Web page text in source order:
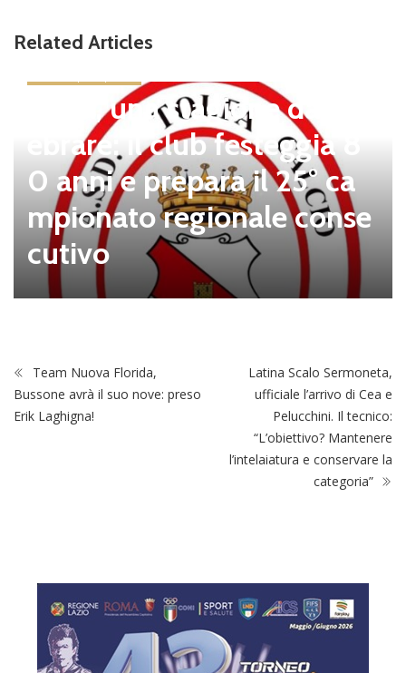
Related Articles
Tolfa, una stagione da cel
ebrare: il club festeggia 8
0 anni e prepara il 25° ca
mpionato regionale conse
cutivo
Team Nuova Florida,
Bussone avrà il suo nove: preso
Erik Laghigna!
Latina Scalo Sermoneta,
ufficiale l’arrivo di Cea e
Pelucchini. Il tecnico:
“L’obiettivo? Mantenere
l’intelaiatura e conservare la
categoria”